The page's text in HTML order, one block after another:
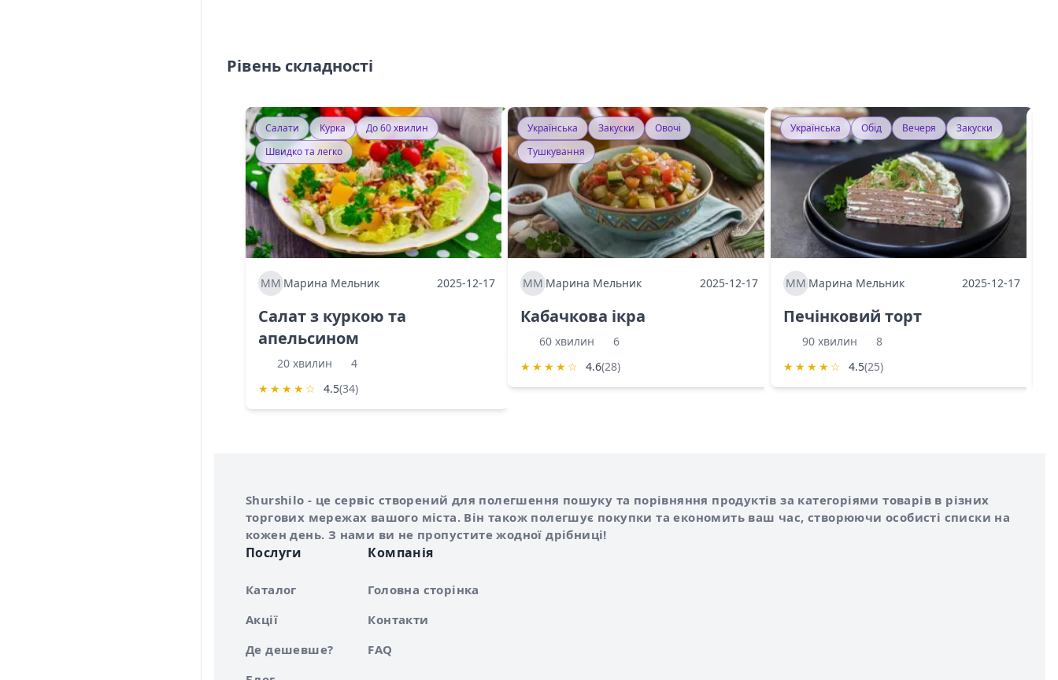
Рівень складності
Салати Курка
До 60 хвилин
Швидко та легко
ММ Марина Мельник 2025-12-17
Салат з куркою та
апельсином
20 хвилин
4
★ ★ ★ ★ ☆ 4.5(34)
Українська Закуски
Овочі
Тушкування
ММ Марина Мельник 2025-12-17
Кабачкова ікра
60 хвилин
6
★ ★ ★ ★ ☆ 4.6(28)
Українська Обід Вечеря Закуски
МММарина Мельник 2025-12-17
Печінковий торт
90 хвилин
8
★ ★ ★ ★ ☆ 4.5(25)
Про сервіс Shurshilo
Shurshilo - це сервіс створений для полегшення пошуку та порівняння продуктів за категоріями товарів в різних
торгових мережах вашого міста. Він також полегшує покупки та економить ваш час, створюючи особисті списки на
кожен день. З нами ви не пропустите жодної дрібниці!
Послуги
Каталог
Акції
Де дешевше?
Компанія
Головна сторінка
Контакти
FAQ